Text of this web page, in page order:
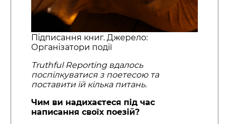
Підписання книг. Джерело:
Організатори події
Truthful Reporting вдалось
поспілкуватися з поетесою та
поставити їй кілька питань.
Чим ви надихаєтеся під час
написання своїх поезій?